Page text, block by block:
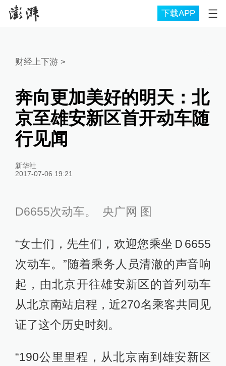
下载APP
财经上下游 >
奔向更加美好的明天：北
京至雄安新区首开动车随
行见闻
新华社
2017-07-06 19:21
D6655次动车。 央广网 图
“女士们，先生们，欢迎您乘坐Ｄ6655
次动车。”随着乘务人员清澈的声音响
起，由北京开往雄安新区的首列动车
从北京南站启程，近270名乘客共同见
证了这个历史时刻。
“190公里里程，从北京南到雄安新区